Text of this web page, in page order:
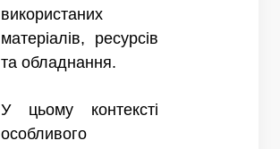
використаних
матеріалів, ресурсів
та обладнання.
У цьому контексті
особливого